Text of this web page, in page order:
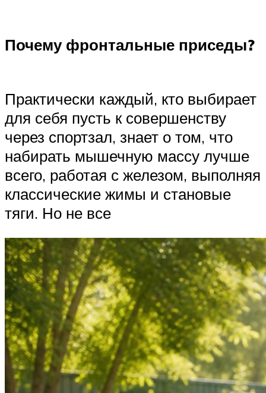
Почему фронтальные приседы?
Практически каждый, кто выбирает
для себя пусть к совершенству
через спортзал, знает о том, что
набирать мышечную массу лучше
всего, работая с железом, выполняя
классические жимы и становые
тяги. Но не все